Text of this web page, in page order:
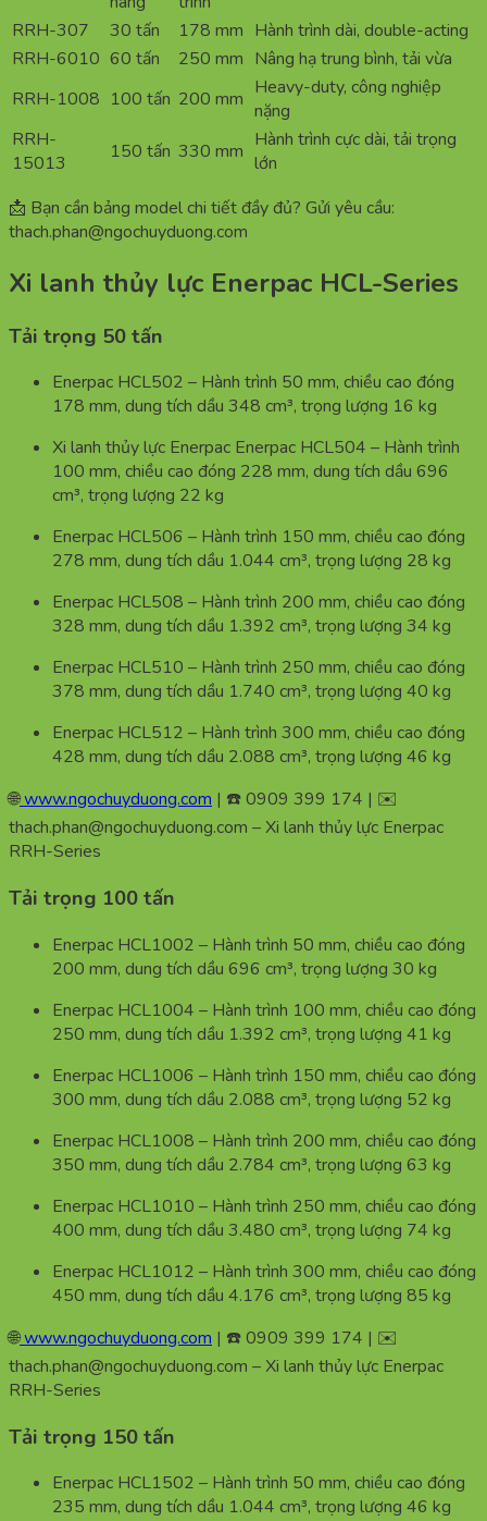
RRH-307
30 tấn 178 mm Hành trình dài, double-acting
RRH-6010 60 tấn 250 mm Nâng hạ trung bình, tải vừa
RRH-1008 100 tấn 200 mm Heavy-duty, công nghiệp
nặng
RRH-
15013
150 tấn 330 mm Hành trình cực dài, tải trọng
lớn
📩 Bạn cần bảng model chi tiết đầy đủ? Gửi yêu cầu:
thach.phan@ngochuyduong.com
Xi lanh thủy lực Enerpac HCL-Series
Tải trọng 50 tấn
Enerpac HCL502 – Hành trình 50 mm, chiều cao đóng
178 mm, dung tích dầu 348 cm³, trọng lượng 16 kg
Xi lanh thủy lực Enerpac Enerpac HCL504 – Hành trình
100 mm, chiều cao đóng 228 mm, dung tích dầu 696
cm³, trọng lượng 22 kg
Enerpac HCL506 – Hành trình 150 mm, chiều cao đóng
278 mm, dung tích dầu 1.044 cm³, trọng lượng 28 kg
Enerpac HCL508 – Hành trình 200 mm, chiều cao đóng
328 mm, dung tích dầu 1.392 cm³, trọng lượng 34 kg
Enerpac HCL510 – Hành trình 250 mm, chiều cao đóng
378 mm, dung tích dầu 1.740 cm³, trọng lượng 40 kg
Enerpac HCL512 – Hành trình 300 mm, chiều cao đóng
428 mm, dung tích dầu 2.088 cm³, trọng lượng 46 kg
🌐www.ngochuyduong.com | ☎️ 0909 399 174 | ✉️
thach.phan@ngochuyduong.com – Xi lanh thủy lực Enerpac
RRH-Series
Tải trọng 100 tấn
Enerpac HCL1002 – Hành trình 50 mm, chiều cao đóng
200 mm, dung tích dầu 696 cm³, trọng lượng 30 kg
Enerpac HCL1004 – Hành trình 100 mm, chiều cao đóng
250 mm, dung tích dầu 1.392 cm³, trọng lượng 41 kg
Enerpac HCL1006 – Hành trình 150 mm, chiều cao đóng
300 mm, dung tích dầu 2.088 cm³, trọng lượng 52 kg
Enerpac HCL1008 – Hành trình 200 mm, chiều cao đóng
350 mm, dung tích dầu 2.784 cm³, trọng lượng 63 kg
Enerpac HCL1010 – Hành trình 250 mm, chiều cao đóng
400 mm, dung tích dầu 3.480 cm³, trọng lượng 74 kg
Enerpac HCL1012 – Hành trình 300 mm, chiều cao đóng
450 mm, dung tích dầu 4.176 cm³, trọng lượng 85 kg
🌐www.ngochuyduong.com | ☎️ 0909 399 174 | ✉️
thach.phan@ngochuyduong.com – Xi lanh thủy lực Enerpac
RRH-Series
Tải trọng 150 tấn
Enerpac HCL1502 – Hành trình 50 mm, chiều cao đóng
235 mm, dung tích dầu 1.044 cm³, trọng lượng 46 kg